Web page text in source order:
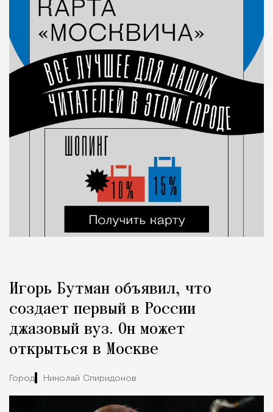
Игорь Бутман объявил, что
создает первый в России
джазовый вуз. Он может
открыться в Москве
Город Николай Спиридонов